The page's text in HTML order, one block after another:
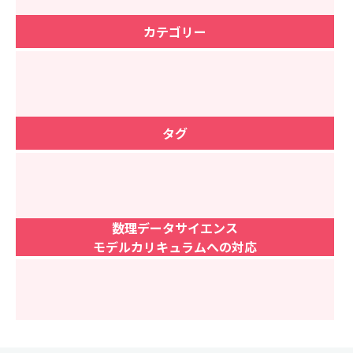
カテゴリー
タグ
数理データサイエンス
モデルカリキュラムへの対応